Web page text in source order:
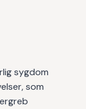
sygdom
som